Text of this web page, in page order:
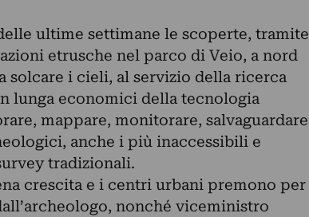
ultime settimane le scoperte, tramite
etrusche nel parco di Veio, a nord
solcare i cieli, al servizio della ricerca
lunga economici della tecnologia
mappare, monitorare, salvaguardare
anche i più inaccessibili e
tradizionali.
crescita e i centri urbani premono per
nonché viceministro